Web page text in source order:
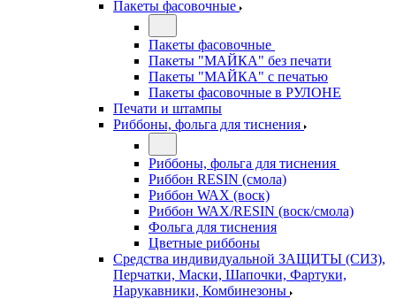
Пакеты фасовочные
Пакеты фасовочные
Пакеты "МАЙКА" без печати
Пакеты "МАЙКА" с печатью
Пакеты фасовочные в РУЛОНЕ
Печати и штампы
Риббоны, фольга для тиснения
Риббоны, фольга для тиснения
Риббон RESIN (смола)
Риббон WAX (воск)
Риббон WAX/RESIN (воск/смола)
Фольга для тиснения
Цветные риббоны
Средства индивидуальной ЗАЩИТЫ (СИЗ),
Перчатки, Маски, Шапочки, Фартуки,
Нарукавники, Комбинезоны